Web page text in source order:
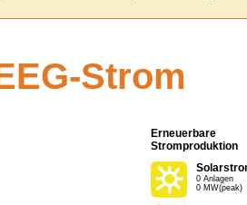
Strom
Erneuerbare
Stromproduktion
0 Anlagen
0 MW(peak)